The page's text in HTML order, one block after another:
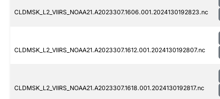
CLDMSK_L2_VIIRS_NOAA21.A2023307.1606.001.2024130192823.nc
CLDMSK_L2_VIIRS_NOAA21.A2023307.1612.001.2024130192807.nc
CLDMSK_L2_VIIRS_NOAA21.A2023307.1618.001.2024130192817.nc